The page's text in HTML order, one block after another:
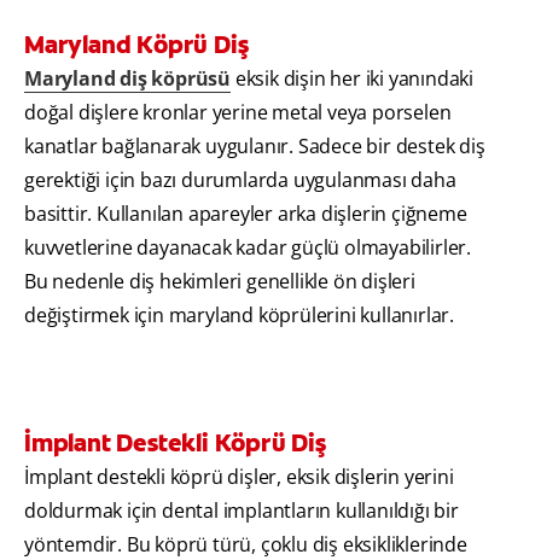
Maryland Köprü Diş
Maryland diş köprüsü eksik dişin her iki yanındaki
doğal dişlere kronlar yerine metal veya porselen
kanatlar bağlanarak uygulanır. Sadece bir destek diş
gerektiği için bazı durumlarda uygulanması daha
basittir. Kullanılan apareyler arka dişlerin çiğneme
kuvvetlerine dayanacak kadar güçlü olmayabilirler.
Bu nedenle diş hekimleri genellikle ön dişleri
değiştirmek için maryland köprülerini kullanırlar.
İmplant Destekli Köprü Diş
İmplant destekli köprü dişler, eksik dişlerin yerini
doldurmak için dental implantların kullanıldığı bir
yöntemdir. Bu köprü türü, çoklu diş eksikliklerinde